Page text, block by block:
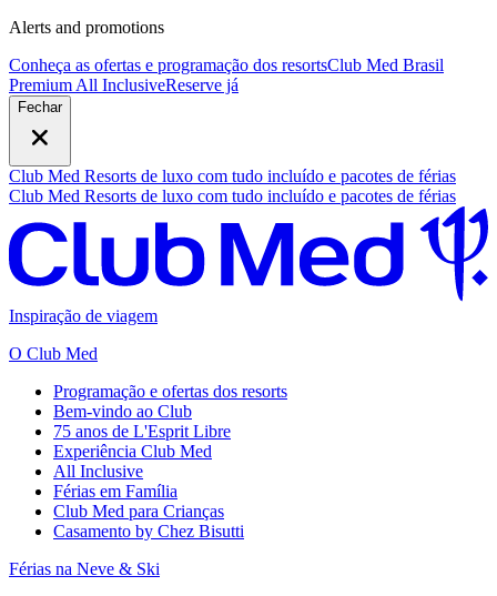
Alerts and promotions
Conheça as ofertas e programação dos resortsClub Med Brasil
Premium All InclusiveReserve já
Fechar
Club Med Resorts de luxo com tudo incluído e pacotes de férias
Club Med Resorts de luxo com tudo incluído e pacotes de férias
Inspiração de viagem
O Club Med
Programação e ofertas dos resorts
Bem-vindo ao Club
75 anos de L'Esprit Libre
Experiência Club Med
All Inclusive
Férias em Família
Club Med para Crianças
Casamento by Chez Bisutti
Férias na Neve & Ski